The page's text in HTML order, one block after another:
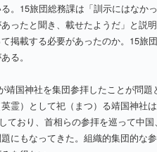
。15旅団総務課は「訓示にはなか
ったと聞き、載せたようだ」と説
掲載する必要があったのか。15旅
る。
靖国神社を集団参拝したことが問題
霊）として祀（まつ）る靖国神社
ており、首相らの参拝を巡って中国
にもなってきた。組織的集団的な